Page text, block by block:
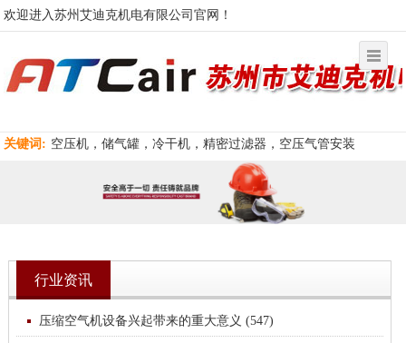
欢迎进入苏州艾迪克机电有限公司官网！
关键词: 空压机，储气罐，冷干机，精密过滤器，空压气管安装
行业资讯
压缩空气机设备兴起带来的重大意义 (547)